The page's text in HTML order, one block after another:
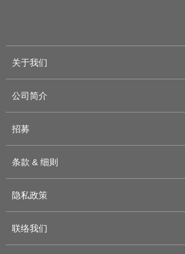
关于我们
公司简介
招募
条款 & 细则
隐私政策
联络我们